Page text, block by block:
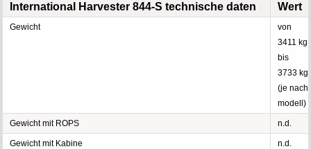
International Harvester 844-S technische daten Wert
Gewicht
von
3411 kg
bis
3733 kg
(je nach
modell)
Gewicht mit ROPS n.d.
Gewicht mit Kabine n.d.